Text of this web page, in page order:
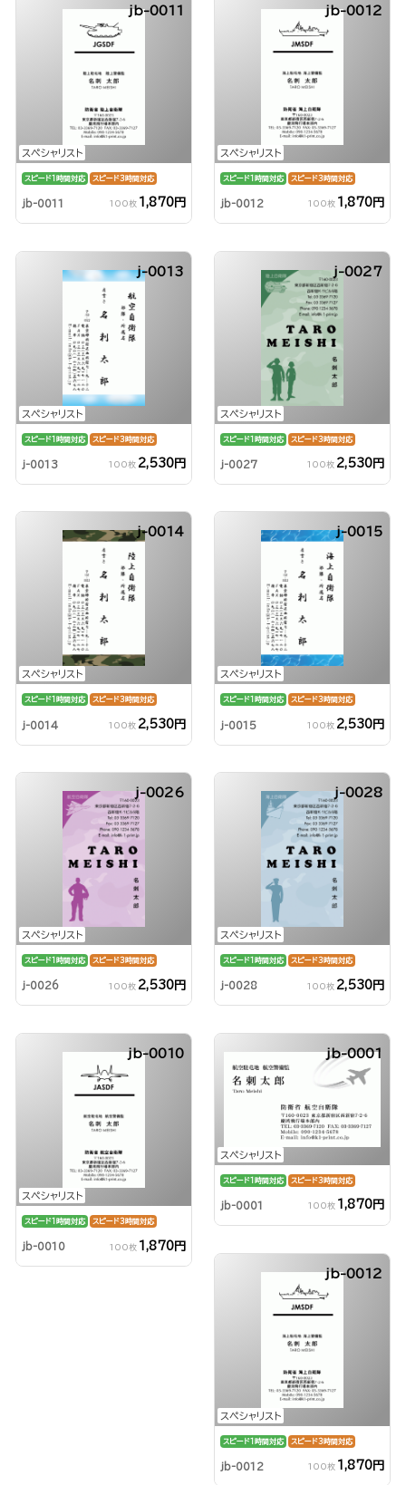
スペシャリスト
jb-0011
スピード1時間対応 スピード3時間対応
jb-0011 100枚 1,870円
スペシャリスト
jb-0012
スピード1時間対応 スピード3時間対応
jb-0012 100枚 1,870円
スペシャリスト
j-0013
スピード1時間対応 スピード3時間対応
j-0013 100枚 2,530円
スペシャリスト
j-0027
スピード1時間対応 スピード3時間対応
j-0027 100枚 2,530円
スペシャリスト
j-0014
スピード1時間対応 スピード3時間対応
j-0014 100枚 2,530円
スペシャリスト
j-0015
スピード1時間対応 スピード3時間対応
j-0015 100枚 2,530円
スペシャリスト
j-0026
スピード1時間対応 スピード3時間対応
j-0026 100枚 2,530円
スペシャリスト
j-0028
スピード1時間対応 スピード3時間対応
j-0028 100枚 2,530円
スペシャリスト
jb-0010
スピード1時間対応 スピード3時間対応
jb-0010 100枚 1,870円
スペシャリスト
jb-0001
スピード1時間対応 スピード3時間対応
jb-0001 100枚 1,870円
スペシャリスト
jb-0012
スピード1時間対応 スピード3時間対応
jb-0012 100枚 1,870円